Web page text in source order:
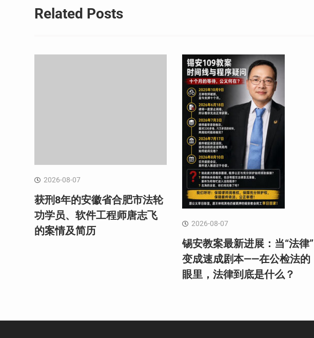
导
Related Posts
2026-08-07
获刑8年的安徽省合肥市法轮
功学员、软件工程师唐志飞
的案情及简历
2026-08-07
锡安教案最新进展：当“法律”
变成速成剧本——在公检法的
眼里，法律到底是什么？